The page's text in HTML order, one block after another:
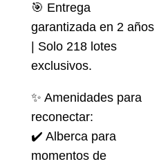
🎯 Entrega
garantizada en 2 años
| Solo 218 lotes
exclusivos.
✨ Amenidades para
reconectar:
✔️ Alberca para
momentos de